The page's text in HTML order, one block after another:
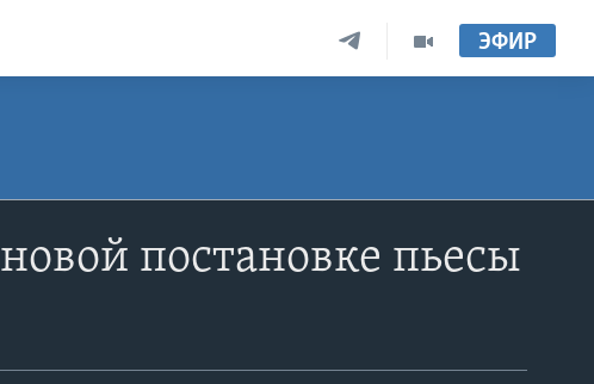
ЭФИР
постановке пьесы